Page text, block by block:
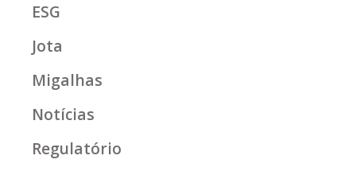
ESG
Jota
Migalhas
Notícias
Regulatório